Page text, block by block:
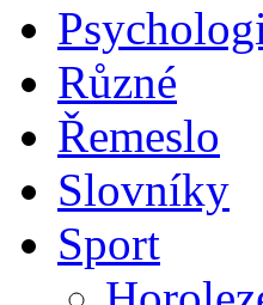
Různé
Řemeslo
Slovníky
Sport